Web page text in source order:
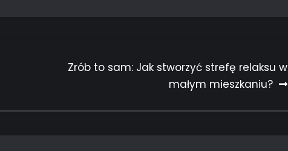
Zrób to sam: Jak stworzyć strefę relaksu w
małym mieszkaniu?